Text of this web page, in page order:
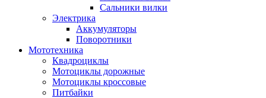
Сальники вилки
Электрика
Аккумуляторы
Поворотники
Мототехника
Квадроциклы
Мотоциклы дорожные
Мотоциклы кроссовые
Питбайки